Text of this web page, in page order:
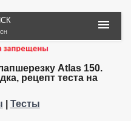
ПУТЕШЕСТВИЯ
Atlas 150.
рецепт теста на
Тесты